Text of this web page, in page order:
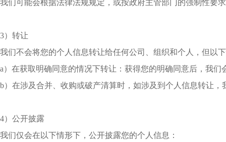
我们可能会根据法律法规规定，或按政府主管部门的强制性要
3）转让
我们不会将您的个人信息转让给任何公司、组织和个人，但以
a）在获取明确同意的情况下转让：获得您的明确同意后，我们
b）在涉及合并、收购或破产清算时，如涉及到个人信息转让
4）公开披露
我们仅会在以下情形下，公开披露您的个人信息：